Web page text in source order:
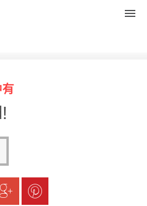
網 4月迎新優惠
)